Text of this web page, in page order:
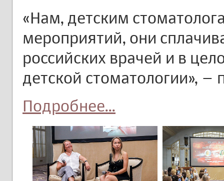
«Нам, детским
мероприятий, они
российских врачей и в
детской стоматологии»,
Подробнее...